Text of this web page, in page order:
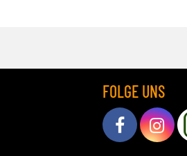
FOLGE UNS